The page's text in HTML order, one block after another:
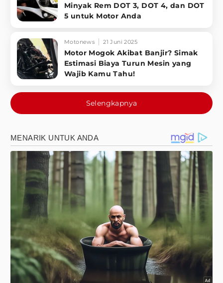
Minyak Rem DOT 3, DOT 4, dan DOT
5 untuk Motor Anda
Motonews 21 Juni 2025
Motor Mogok Akibat Banjir? Simak
Estimasi Biaya Turun Mesin yang
Wajib Kamu Tahu!
Selengkapnya